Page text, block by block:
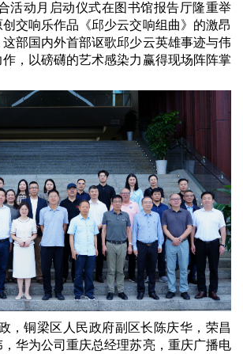
活动月启动仪式在图书馆报告厅隆重举
交响乐作品《邱少云交响组曲》的激昂
部国内外首部讴歌邱少云英雄事迹与伟
，以磅礴的艺术感染力赢得现场阵阵掌
，铜梁区人民政府副区长陈庆华，荣昌
华为公司重庆总经理苏亮，重庆广播电